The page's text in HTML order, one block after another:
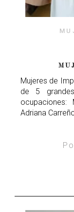
Mujeres de
de 5
ocupaciones:
Adriana